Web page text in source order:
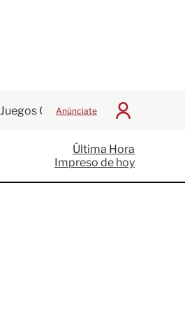
Juegos Centroamericanos
Anúnciate
I
c
i
a
Última Hora
Impreso de hoy